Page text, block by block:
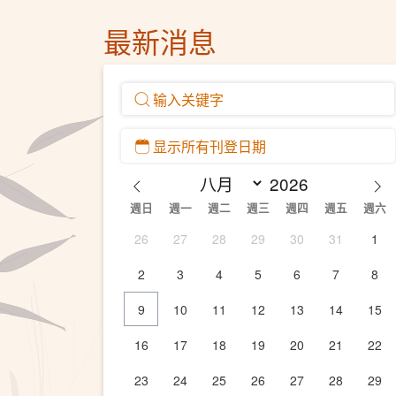
最新消息
週日 週一 週二 週三 週四 週五 週六
26 27 28 29 30 31
1
2
3 4 5 6 7
8
9
10 11 12 13 14
15
16
17 18 19 20 21
22
23
24 25 26 27 28 29